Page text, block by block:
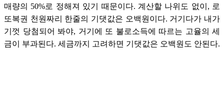
매량의 50%로 정해져 있기 때문이다. 계산할 나위도 없이, 로
또복권 천원짜리 한줄의 기댓값은 오백원이다. 거기다가 내가
기껏 당첨되어 봐야, 거기에 또 불로소득에 따르는 고율의 세
금이 부과된다. 세금까지 고려하면 기댓값은 오백원도 안된다.